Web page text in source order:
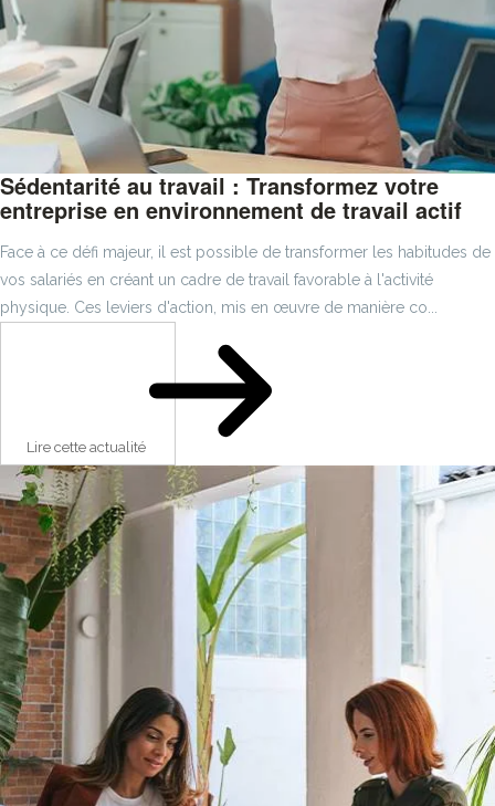
Sédentarité au travail : Transformez votre
entreprise en environnement de travail actif
Face à ce défi majeur, il est possible de transformer les habitudes de
vos salariés en créant un cadre de travail favorable à l'activité
physique. Ces leviers d'action, mis en œuvre de manière co...
Lire cette actualité